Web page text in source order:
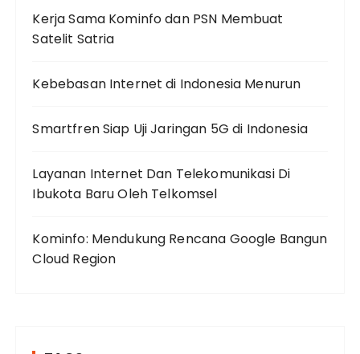
Kerja Sama Kominfo dan PSN Membuat
Satelit Satria
Kebebasan Internet di Indonesia Menurun
Smartfren Siap Uji Jaringan 5G di Indonesia
Layanan Internet Dan Telekomunikasi Di
Ibukota Baru Oleh Telkomsel
Kominfo: Mendukung Rencana Google Bangun
Cloud Region